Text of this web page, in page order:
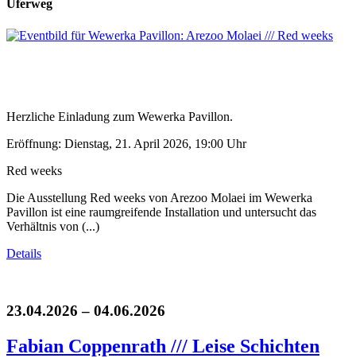
Uferweg
Herzliche Einladung zum Wewerka Pavillon.
Eröffnung: Dienstag, 21. April 2026, 19:00 Uhr
Red weeks
Die Ausstellung Red weeks von Arezoo Molaei im Wewerka
Pavillon ist eine raumgreifende Installation und untersucht das
Verhältnis von (...)
Details
23.04.2026 – 04.06.2026
Fabian Coppenrath /// Leise Schichten